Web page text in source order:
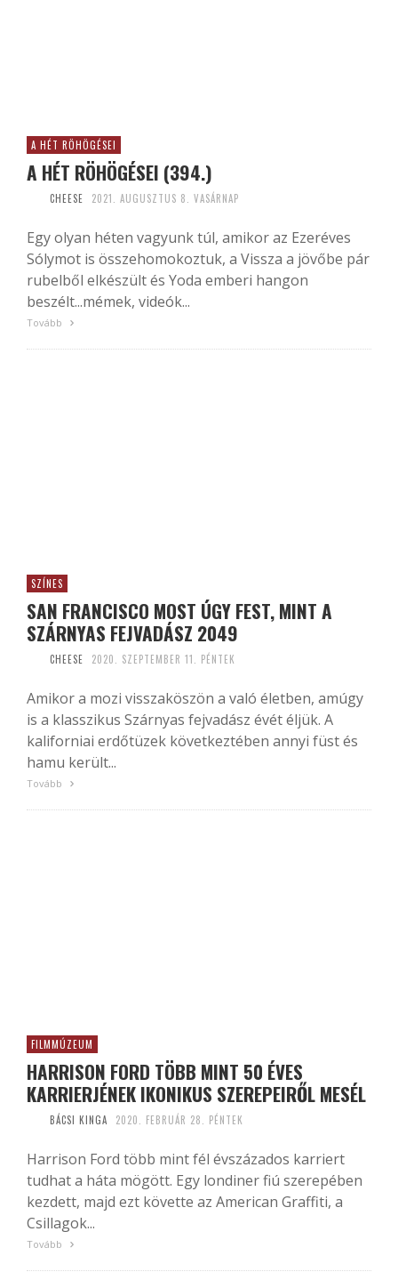
A HÉT RÖHÖGÉSEI
A HÉT RÖHÖGÉSEI (394.)
CHEESE 2021. AUGUSZTUS 8. VASÁRNAP
Egy olyan héten vagyunk túl, amikor az Ezeréves
Sólymot is összehomokoztuk, a Vissza a jövőbe pár
rubelből elkészült és Yoda emberi hangon
beszélt...mémek, videók...
Tovább
SZÍNES
SAN FRANCISCO MOST ÚGY FEST, MINT A
SZÁRNYAS FEJVADÁSZ 2049
CHEESE 2020. SZEPTEMBER 11. PÉNTEK
Amikor a mozi visszaköszön a való életben, amúgy
is a klasszikus Szárnyas fejvadász évét éljük. A
kaliforniai erdőtüzek következtében annyi füst és
hamu került...
Tovább
FILMMÚZEUM
HARRISON FORD TÖBB MINT 50 ÉVES
KARRIERJÉNEK IKONIKUS SZEREPEIRŐL MESÉL
BÁCSI KINGA 2020. FEBRUÁR 28. PÉNTEK
Harrison Ford több mint fél évszázados karriert
tudhat a háta mögött. Egy londiner fiú szerepében
kezdett, majd ezt követte az American Graffiti, a
Csillagok...
Tovább